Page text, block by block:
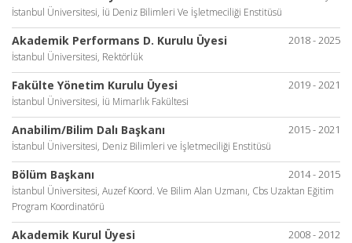
İstanbul Üniversitesi, İü Deniz Bilimleri Ve İşletmeciliği Enstitüsü
2018 - 2025
Akademik Performans D. Kurulu Üyesi
İstanbul Üniversitesi, Rektörlük
2019 - 2021
Fakülte Yönetim Kurulu Üyesi
İstanbul Üniversitesi, İü Mimarlık Fakültesi
2015 - 2021
Anabilim/Bilim Dalı Başkanı
İstanbul Üniversitesi, Deniz Bilimleri ve İşletmeciliği Enstitüsü
2014 - 2015
Bölüm Başkanı
İstanbul Üniversitesi, Auzef Koord. Ve Bilim Alan Uzmanı, Cbs Uzaktan Eğitim
Program Koordinatörü
2008 - 2012
Akademik Kurul Üyesi